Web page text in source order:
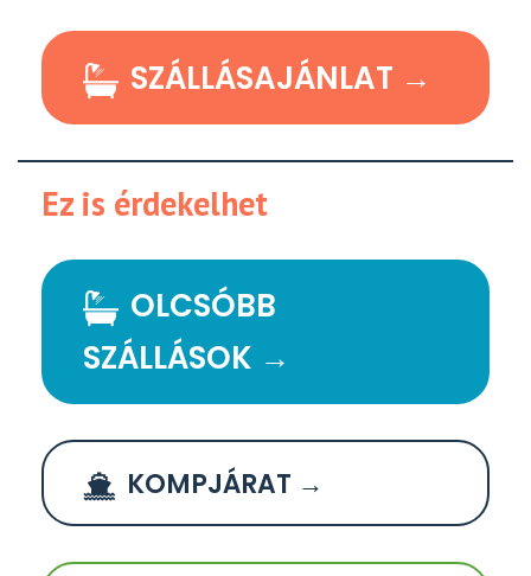
SZÁLLÁSAJÁNLAT →
Ez is érdekelhet
OLCSÓBB
SZÁLLÁSOK →
KOMPJÁRAT →